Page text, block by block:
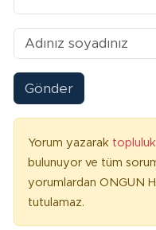
Gönder
Yorum yazarak topluluk
bulunuyor ve tüm
yorumlardan ONGUN
tutulamaz.